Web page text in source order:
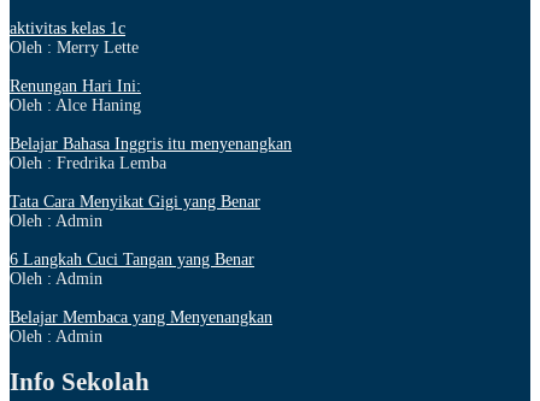
aktivitas kelas 1c
Oleh : Merry Lette
Renungan Hari Ini:
Oleh : Alce Haning
Belajar Bahasa Inggris itu menyenangkan
Oleh : Fredrika Lemba
Tata Cara Menyikat Gigi yang Benar
Oleh : Admin
6 Langkah Cuci Tangan yang Benar
Oleh : Admin
Belajar Membaca yang Menyenangkan
Oleh : Admin
Info Sekolah